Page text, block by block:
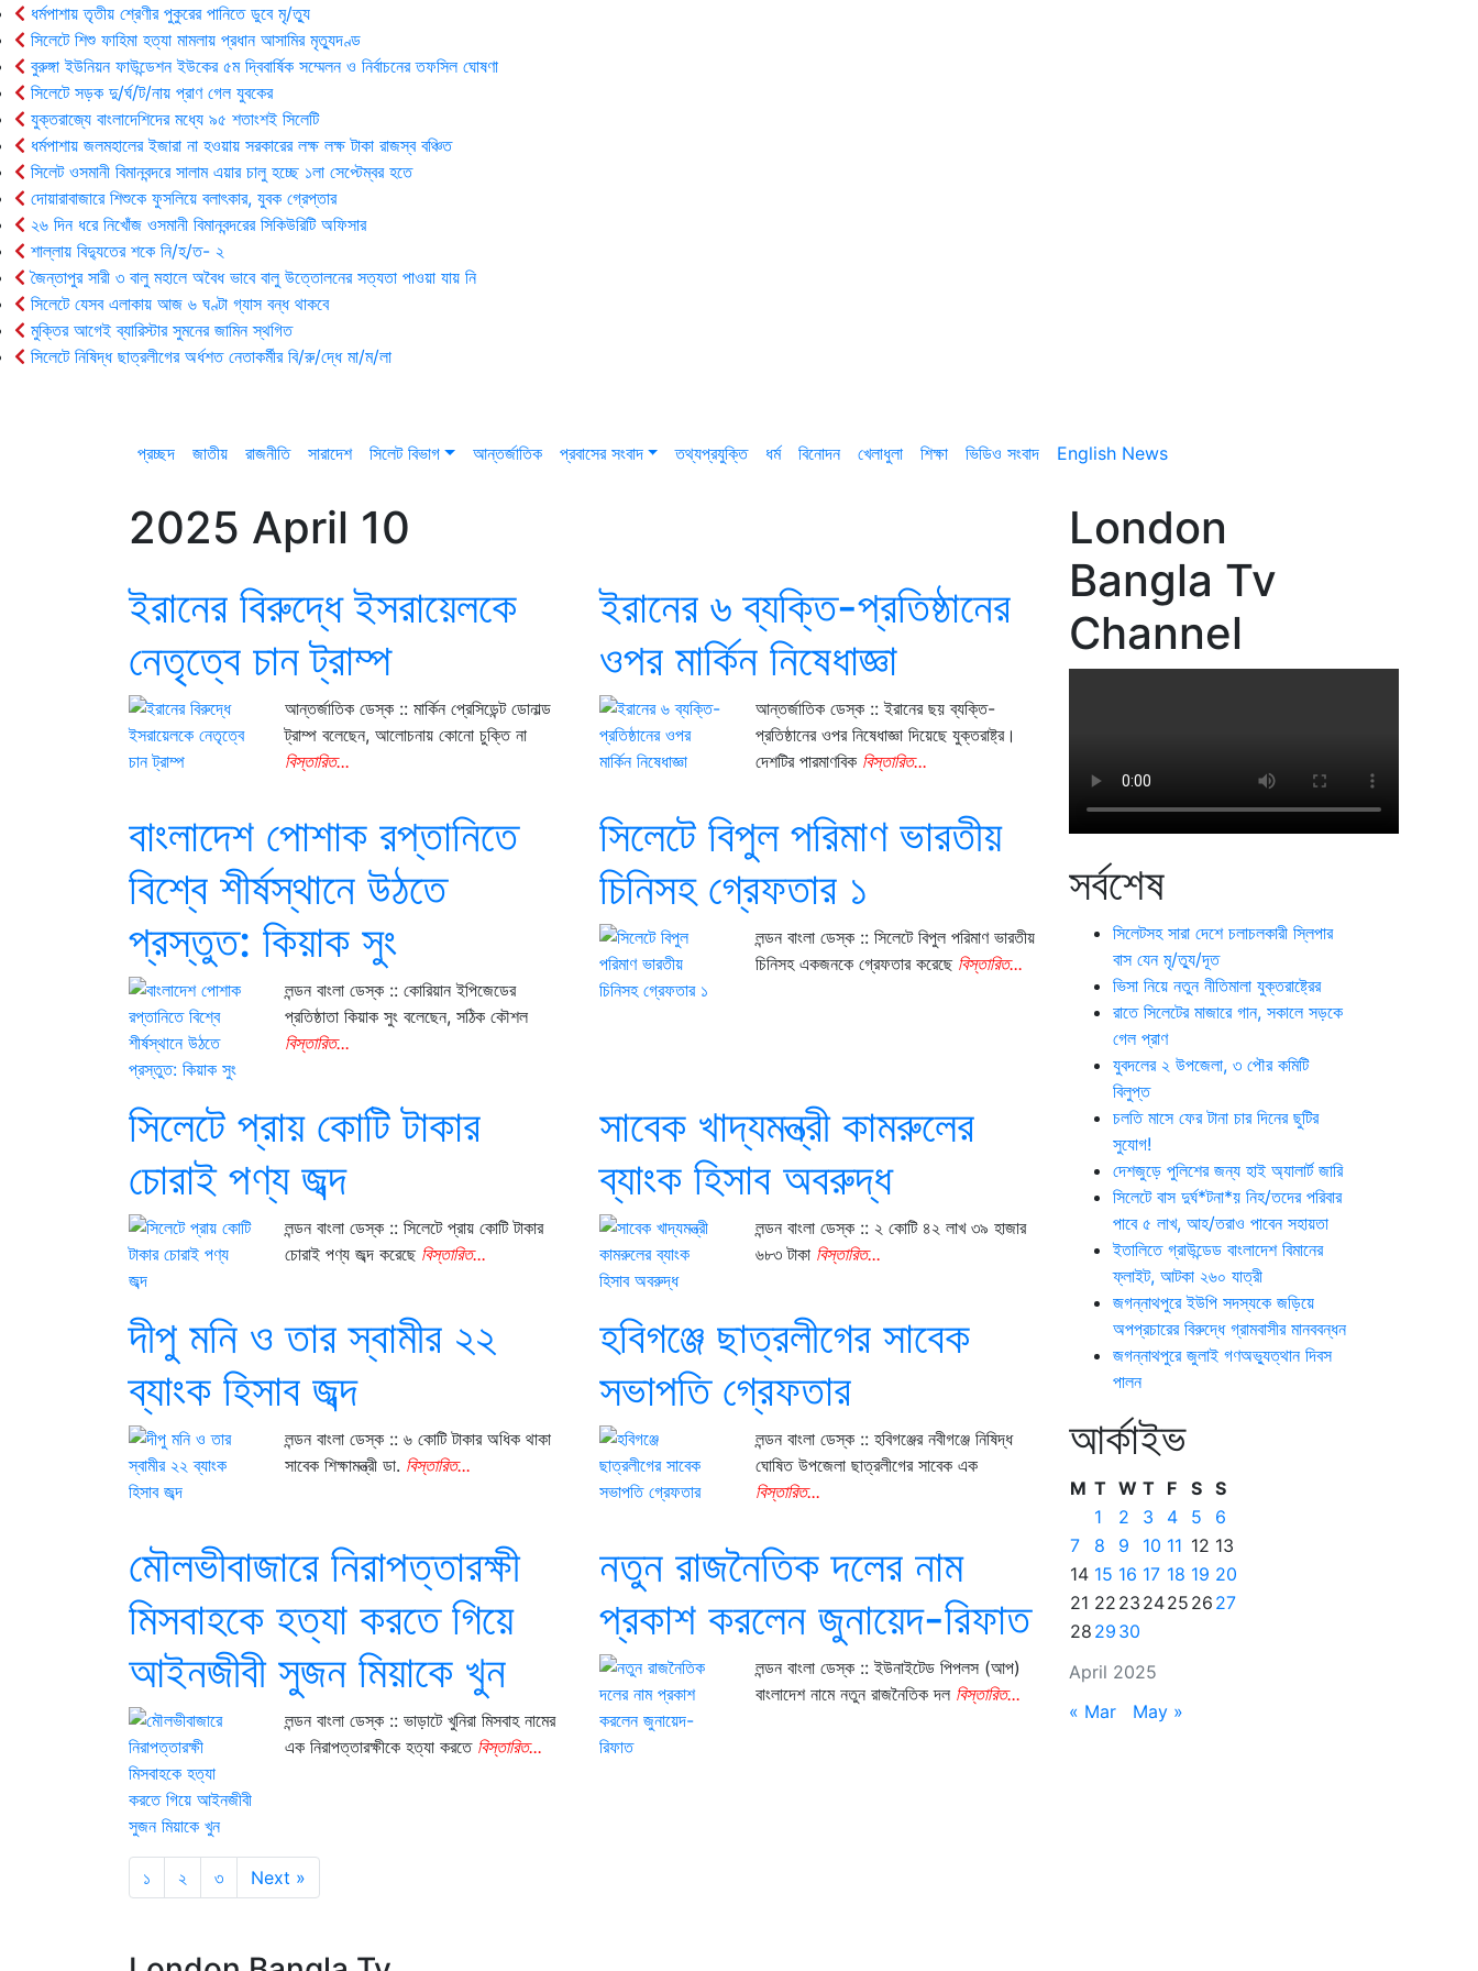
ধর্মপাশায় তৃতীয় শ্রেণীর পুকুরের পানিতে ডুবে মৃ/ত্যু
সিলেটে শিশু ফাহিমা হত্যা মামলায় প্রধান আসামির মৃত্যুদণ্ড
বুরুঙ্গা ইউনিয়ন ফাউন্ডেশন ইউকের ৫ম দ্বিবার্ষিক সম্মেলন ও নির্বাচনের তফসিল ঘোষণা
সিলেটে সড়ক দু/র্ঘ/ট/নায় প্রাণ গেল যুবকের
যুক্তরাজ্যে বাংলাদেশিদের মধ্যে ৯৫ শতাংশই সিলেটি
ধর্মপাশায় জলমহালের ইজারা না হওয়ায় সরকারের লক্ষ লক্ষ টাকা রাজস্ব বঞ্চিত
সিলেট ওসমানী বিমানবন্দরে সালাম এয়ার চালু হচ্ছে ১লা সেপ্টেম্বর হতে
দোয়ারাবাজারে শিশুকে ফুসলিয়ে বলাৎকার, যুবক গ্রেপ্তার
২৬ দিন ধরে নিখোঁজ ওসমানী বিমানবন্দরের সিকিউরিটি অফিসার
শাল্লায় বিদ্যুতের শকে নি/হ/ত- ২
জৈন্তাপুর সারী ৩ বালু মহালে অবৈধ ভাবে বালু উত্তোলনের সত্যতা পাওয়া যায় নি
সিলেটে যেসব এলাকায় আজ ৬ ঘণ্টা গ্যাস বন্ধ থাকবে
মুক্তির আগেই ব্যারিস্টার সুমনের জামিন স্থগিত
সিলেটে নিষিদ্ধ ছাত্রলীগের অর্ধশত নেতাকর্মীর বি/রু/দ্ধে মা/ম/লা
প্রচ্ছদ জাতীয় রাজনীতি সারাদেশ সিলেট বিভাগ আন্তর্জাতিক প্রবাসের সংবাদ তথ্যপ্রযুক্তি ধর্ম বিনোদন খেলাধুলা শিক্ষা ভিডিও সংবাদ English News
2025 April 10
ইরানের বিরুদ্ধে ইসরায়েলকে
নেতৃত্বে চান ট্রাম্প
আন্তর্জাতিক ডেস্ক :: মার্কিন প্রেসিডেন্ট ডোনাল্ড
ট্রাম্প বলেছেন, আলোচনায় কোনো চুক্তি না
বিস্তারিত...
ইরানের ৬ ব্যক্তি-প্রতিষ্ঠানের
ওপর মার্কিন নিষেধাজ্ঞা
আন্তর্জাতিক ডেস্ক :: ইরানের ছয় ব্যক্তি-
প্রতিষ্ঠানের ওপর নিষেধাজ্ঞা দিয়েছে যুক্তরাষ্ট্র।
দেশটির পারমাণবিক বিস্তারিত...
বাংলাদেশ পোশাক রপ্তানিতে
বিশ্বে শীর্ষস্থানে উঠতে
প্রস্তুত: কিয়াক সুং
লন্ডন বাংলা ডেস্ক :: কোরিয়ান ইপিজেডের
প্রতিষ্ঠাতা কিয়াক সুং বলেছেন, সঠিক কৌশল
বিস্তারিত...
সিলেটে বিপুল পরিমাণ ভারতীয়
চিনিসহ গ্রেফতার ১
লন্ডন বাংলা ডেস্ক :: সিলেটে বিপুল পরিমাণ ভারতীয়
চিনিসহ একজনকে গ্রেফতার করেছে বিস্তারিত...
সিলেটে প্রায় কোটি টাকার
চোরাই পণ্য জব্দ
লন্ডন বাংলা ডেস্ক :: সিলেটে প্রায় কোটি টাকার
চোরাই পণ্য জব্দ করেছে বিস্তারিত...
সাবেক খাদ্যমন্ত্রী কামরুলের
ব্যাংক হিসাব অবরুদ্ধ
লন্ডন বাংলা ডেস্ক :: ২ কোটি ৪২ লাখ ৩৯ হাজার
৬৮৩ টাকা বিস্তারিত...
দীপু মনি ও তার স্বামীর ২২
ব্যাংক হিসাব জব্দ
লন্ডন বাংলা ডেস্ক :: ৬ কোটি টাকার অধিক থাকা
সাবেক শিক্ষামন্ত্রী ডা. বিস্তারিত...
হবিগঞ্জে ছাত্রলীগের সাবেক
সভাপতি গ্রেফতার
লন্ডন বাংলা ডেস্ক :: হবিগঞ্জের নবীগঞ্জে নিষিদ্ধ
ঘোষিত উপজেলা ছাত্রলীগের সাবেক এক
বিস্তারিত...
মৌলভীবাজারে নিরাপত্তারক্ষী
মিসবাহকে হত্যা করতে গিয়ে
আইনজীবী সুজন মিয়াকে খুন
লন্ডন বাংলা ডেস্ক :: ভাড়াটে খুনিরা মিসবাহ নামের
এক নিরাপত্তারক্ষীকে হত্যা করতে বিস্তারিত...
নতুন রাজনৈতিক দলের নাম
প্রকাশ করলেন জুনায়েদ-রিফাত
লন্ডন বাংলা ডেস্ক :: ইউনাইটেড পিপলস (আপ)
বাংলাদেশ নামে নতুন রাজনৈতিক দল বিস্তারিত...
১ ২ ৩ Next »
London
Bangla Tv
Channel
সর্বশেষ
সিলেটসহ সারা দেশে চলাচলকারী স্লিপার
বাস যেন মৃ/ত্যু/দূত
ভিসা নিয়ে নতুন নীতিমালা যুক্তরাষ্ট্রের
রাতে সিলেটের মাজারে গান, সকালে সড়কে
গেল প্রাণ
যুবদলের ২ উপজেলা, ৩ পৌর কমিটি
বিলুপ্ত
চলতি মাসে ফের টানা চার দিনের ছুটির
সুযোগ!
দেশজুড়ে পুলিশের জন্য হাই অ্যালার্ট জারি
সিলেটে বাস দুর্ঘ*টনা*য় নিহ/তদের পরিবার
পাবে ৫ লাখ, আহ/তরাও পাবেন সহায়তা
ইতালিতে গ্রাউন্ডেড বাংলাদেশ বিমানের
ফ্লাইট, আটকা ২৬০ যাত্রী
জগন্নাথপুরে ইউপি সদস্যকে জড়িয়ে
অপপ্রচারের বিরুদ্ধে গ্রামবাসীর মানববন্ধন
জগন্নাথপুরে জুলাই গণঅভ্যুত্থান দিবস
পালন
আর্কাইভ
April 2025
M T W T F S S
1
2 3 4 5
6
7
8 9 10 11 12 13
14 15 16 17 18 19 20
21 22 23 2425 26 27
28 29 30
« Mar May »